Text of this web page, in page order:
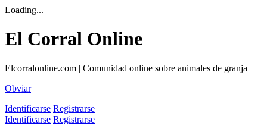
Loading...
El Corral Online
Elcorralonline.com | Comunidad online sobre animales de granja
Obviar
Identificarse Registrarse
Identificarse Registrarse